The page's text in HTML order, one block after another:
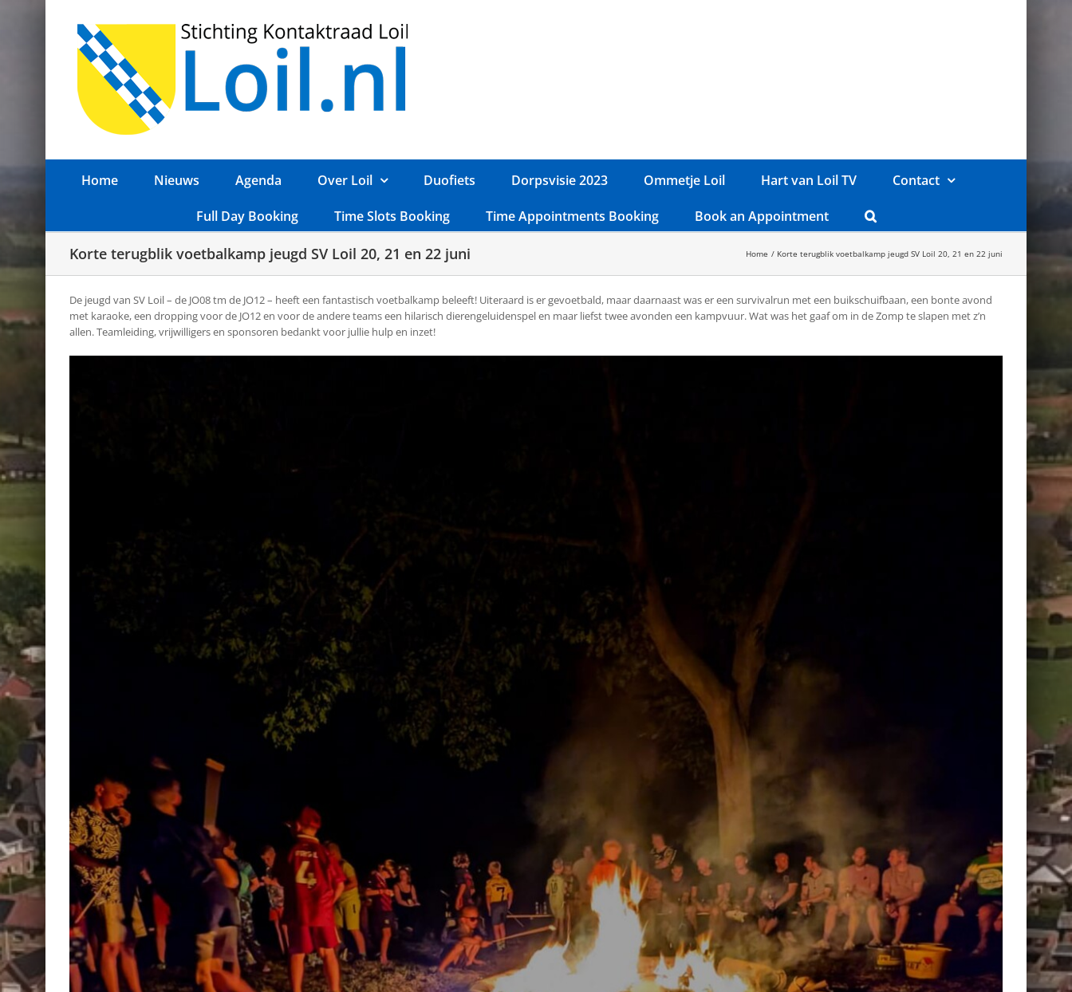
Home Nieuws Agenda Over Loil Duofiets Dorpsvisie 2023 Ommetje Loil Hart van Loil TV Contact
Full Day Booking Time Slots Booking Time Appointments Booking Book an Appointment
Korte terugblik voetbalkamp jeugd SV Loil 20, 21 en 22 juni Home Korte terugblik voetbalkamp jeugd SV Loil 20, 21 en 22 juni
De jeugd van SV Loil – de JO08 tm de JO12 – heeft een fantastisch voetbalkamp beleeft! Uiteraard is er gevoetbald, maar daarnaast was er een survivalrun met een buikschuifbaan, een bonte avond
met karaoke, een dropping voor de JO12 en voor de andere teams een hilarisch dierengeluidenspel en maar liefst twee avonden een kampvuur. Wat was het gaaf om in de Zomp te slapen met z’n
allen. Teamleiding, vrijwilligers en sponsoren bedankt voor jullie hulp en inzet!